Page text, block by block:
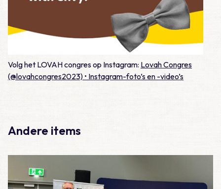
Volg het LOVAH congres op Instagram: Lovah Congres
(@lovahcongres2023) • Instagram-foto’s en -video’s
Andere items